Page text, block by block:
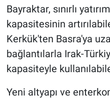
Bayraktar, sınırlı
kapasitesinin
Kerkük'ten Basra'ya
bağlantılarla Irak-
kapasiteyle
Yeni altyapı ve